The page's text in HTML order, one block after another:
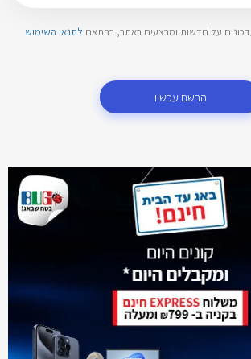
עדכונים על חדשות ומבצעים באתר, בהתאם לתנאי השימוש
הרשם עכשיו